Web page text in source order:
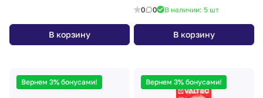
В корзину
0 0 В наличии: 5 шт
В корзину
Вернем 3% бонусами! Вернем 3% бонусами!